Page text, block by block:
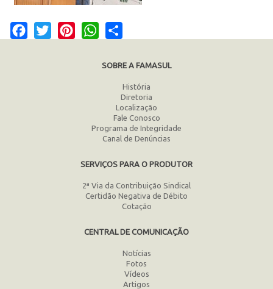
Facebook
Twitter PinterestWhatsApp
SOBRE A FAMASUL
História
Diretoria
Localização
Fale Conosco
Programa de Integridade
Canal de Denúncias
SERVIÇOS PARA O PRODUTOR
2ª Via da Contribuição Sindical
Certidão Negativa de Débito
Cotação
CENTRAL DE COMUNICAÇÃO
Notícias
Fotos
Vídeos
Artigos